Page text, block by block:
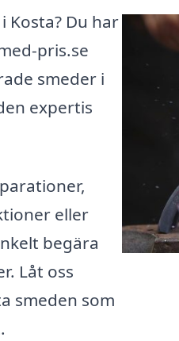
Kosta? Du har
pris.se
smeder i
expertis
eller
begära
Låt oss
smeden som